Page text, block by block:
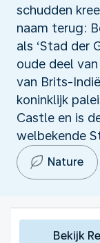
schudden
naam terug:
als ‘Stad der
oude deel
van Brits-
koninklijk
Castle en is
welbekende
Nature
Bekijk